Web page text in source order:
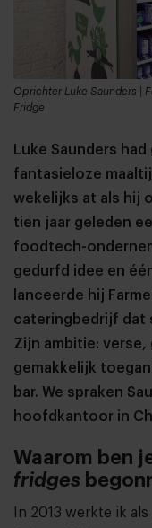
Oprichter Luke Saunders |
Fridge
Luke Saunders
fantasieloze
wekelijks at als hij
tien jaar geleden
foodtech-
gedurfd idee en
lanceerde hij
cateringbedrijf dat
Zijn ambitie:
gemakkelijk
bar. We spraken
hoofdkantoor in
Waarom ben
fridges
In 2013 werkte ik